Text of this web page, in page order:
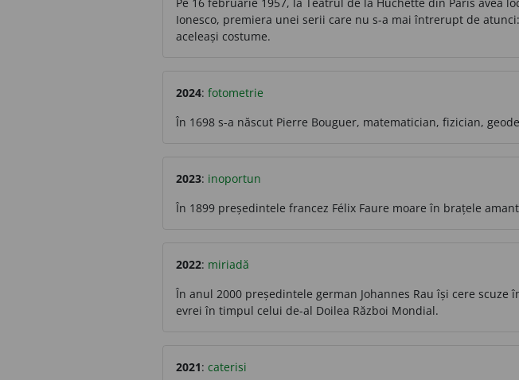
Ionesco, premiera unei serii care nu s-a mai întrerupt de
aceleași costume.
2024: fotometrie
În 1698 s-a născut Pierre Bouguer, matematician, fizician,
2023: inoportun
În 1899 președintele francez Félix Faure moare în brațele
2022: miriadă
În anul 2000 președintele german Johannes Rau își cere
evrei în timpul celui de-al Doilea Război Mondial.
2021: caterisi